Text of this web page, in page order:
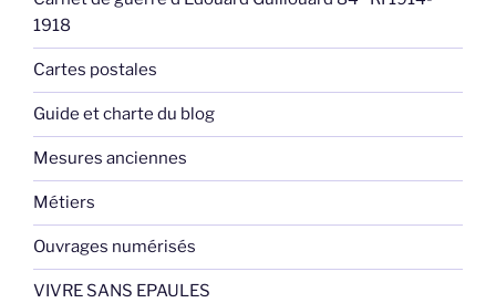
1918
Cartes postales
Guide et charte du blog
Mesures anciennes
Métiers
Ouvrages numérisés
VIVRE SANS EPAULES